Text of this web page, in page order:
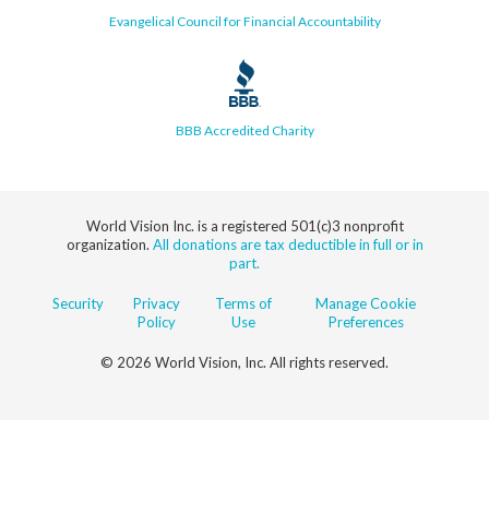
Evangelical Council for Financial Accountability
BBB Accredited Charity
World Vision Inc. is a registered 501(c)3 nonprofit
organization. All donations are tax deductible in full or in
part.
Security
Privacy
Policy
Terms of
Use
Manage Cookie
Preferences
© 2026 World Vision, Inc. All rights reserved.